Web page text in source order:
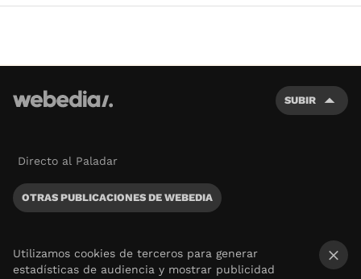
SUBIR
Directo al Paladar
OTRAS PUBLICACIONES DE WEBEDIA
Utilizamos cookies de terceros para generar
estadísticas de audiencia y mostrar publicidad